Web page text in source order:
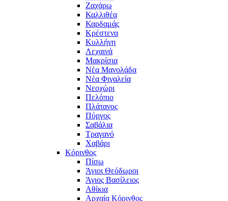
Ζαχάρω
Καλλιθέα
Καρδαμάς
Κρέστενα
Κυλλήνη
Λεχαινά
Μακρίσια
Νέα Μανολάδα
Νέα Φιγαλεία
Νεοχώρι
Πελόπιο
Πλάτανος
Πύργος
Σαβάλια
Τραγανό
Χαβάρι
Κόρινθος
Πίσω
Άγιοι Θεόδωροι
Άγιος Βασίλειος
Αθίκια
Αρχαία Κόρινθος